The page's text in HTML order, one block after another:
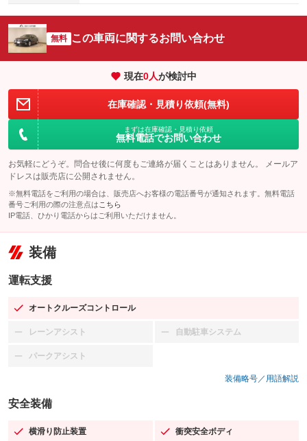
無料 この車両に関するお問い合わせ
現在0人が検討中
在庫確認・見積り依頼(無料)
まずは在庫確認・見積り依頼
無料電話でお問い合わせ
お気軽にどうぞ。問合せ後に何度もご連絡が届くことはありません。 メールア
ドレスは販売店に公開されません。
※無料電話をご利用の場合は、販売店へお客様の電話番号が通知されます。無料電話
番号ご利用の際の注意点は こちら
IP電話、ひかり電話からはご利用いただけません。
装備
運転支援
オートクルーズコントロール
：装備あり
レーンアシスト
：装備なし 自動駐車システム
：装備なし
パークアシスト
：装備なし
装備略号／用語解説
安全装備
横滑り防止装置
：装備あり 衝突安全ボディ
：装備あり